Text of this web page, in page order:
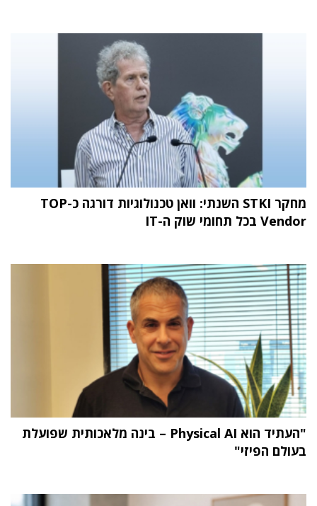
מחקר STKI השנתי: וואן טכנולוגיות דורגה כ-TOP
Vendor בכל תחומי שוק ה-IT
"העתיד הוא Physical AI – בינה מלאכותית שפועלת
בעולם הפיזי"